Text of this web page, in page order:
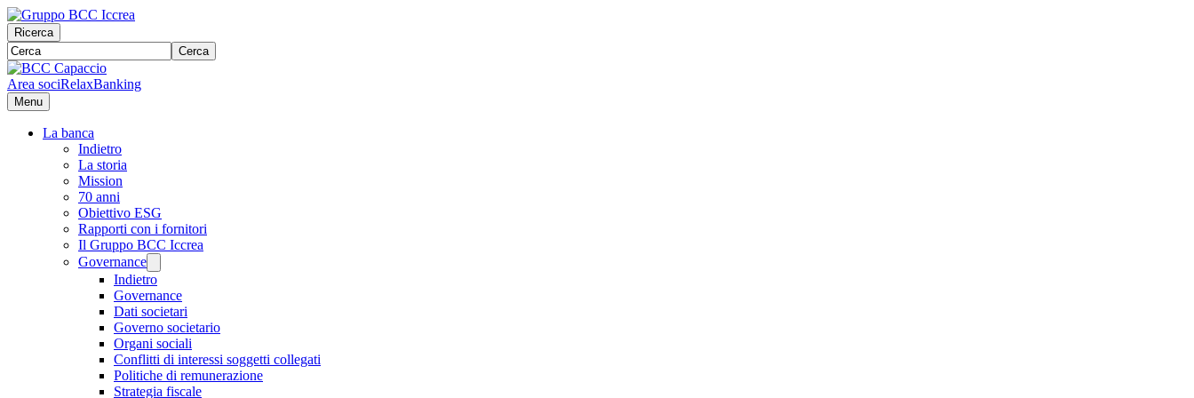
Ricerca
Cerca
Area sociRelaxBanking
Menu
La banca
Indietro
La storia
Mission
70 anni
Obiettivo ESG
Rapporti con i fornitori
Il Gruppo BCC Iccrea
Governance
Indietro
Governance
Dati societari
Governo societario
Organi sociali
Conflitti di interessi soggetti collegati
Politiche di remunerazione
Strategia fiscale